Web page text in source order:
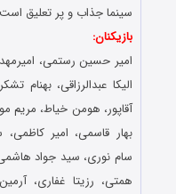
سینما جذاب و پر تعلیق
بازیکنان:
امیر حسین رستمی،
الیکا عبدالرزاقی، بهنام
آقاپور، هومن خیاط،
بهار قاسمی، امیر کاظمی،
سام نوری، سید جواد
همتی، رزیتا غفاری،